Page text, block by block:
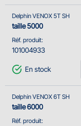
Réf. produit:
101004933
Delphin VENOX 5T SH
taille 5000
En stock
Réf. produit:
Delphin VENOX 6T SH
taille 6000